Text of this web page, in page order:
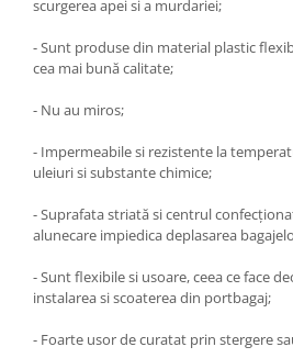
scurgerea apei si a murdariei;
- Sunt produse din material plastic
cea mai bună calitate;
- Nu au miros;
- Impermeabile si rezistente la
uleiuri si substante chimice;
- Suprafata striată si centrul
alunecare impiedica deplasarea
- Sunt flexibile si usoare, ceea ce face
instalarea si scoaterea din portbagaj;
- Foarte usor de curatat prin stergere